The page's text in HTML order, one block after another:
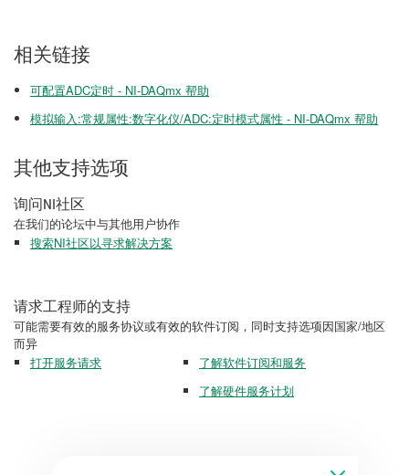
相关链接
可配置ADC定时 - NI-DAQmx 帮助
模拟输入:常规属性:数字化仪/ADC:定时模式属性 - NI-DAQmx 帮助
其他支持选项
询问NI社区
在我们的论坛中与其他用户协作
搜索NI社区以寻求解决方案
请求工程师的支持
可能需要有效的服务协议或有效的软件订阅，同时支持选项因国家/地区
而异
打开服务请求
了解软件订阅和服务
了解硬件服务计划